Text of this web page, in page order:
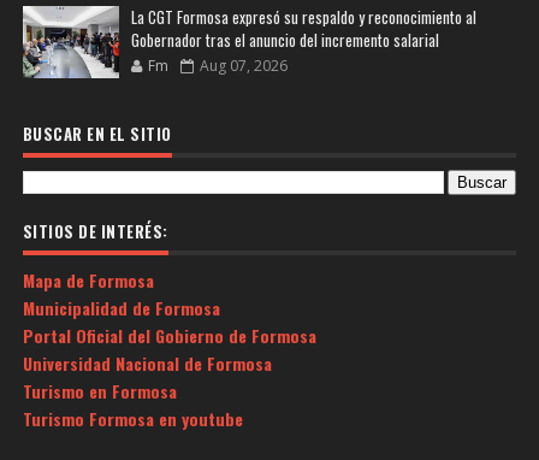
La CGT Formosa expresó su respaldo y reconocimiento al
Gobernador tras el anuncio del incremento salarial
Fm Aug 07, 2026
BUSCAR EN EL SITIO
SITIOS DE INTERÉS:
Mapa de Formosa
Municipalidad de Formosa
Portal Oficial del Gobierno de Formosa
Universidad Nacional de Formosa
Turismo en Formosa
Turismo Formosa en youtube